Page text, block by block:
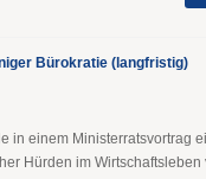
Bürokratie (langfristig)
in einem Ministerratsvortrag
Hürden im Wirtschaftsleben